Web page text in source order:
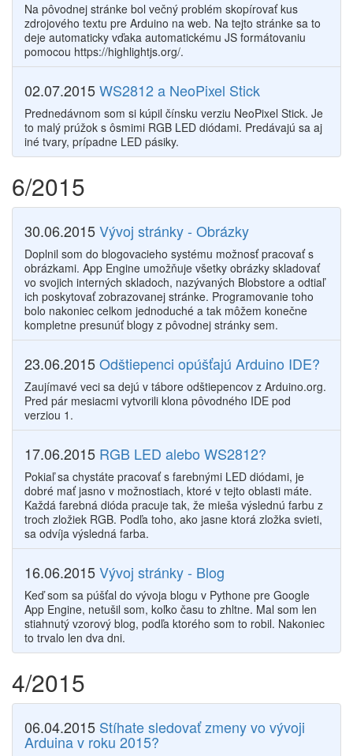
Na pôvodnej stránke bol večný problém skopírovať kus
zdrojového textu pre Arduino na web. Na tejto stránke sa to
deje automaticky vďaka automatickému JS formátovaniu
pomocou https://highlightjs.org/.
02.07.2015WS2812 a NeoPixel Stick
Prednedávnom som si kúpil čínsku verziu NeoPixel Stick. Je
to malý prúžok s ôsmimi RGB LED diódami. Predávajú sa aj
iné tvary, prípadne LED pásiky.
6/2015
30.06.2015Vývoj stránky - Obrázky
Doplnil som do blogovacieho systému možnosť pracovať s
obrázkami. App Engine umožňuje všetky obrázky skladovať
vo svojich interných skladoch, nazývaných Blobstore a odtiaľ
ich poskytovať zobrazovanej stránke. Programovanie toho
bolo nakoniec celkom jednoduché a tak môžem konečne
kompletne presunúť blogy z pôvodnej stránky sem.
23.06.2015Odštiepenci opúšťajú Arduino IDE?
Zaujímavé veci sa dejú v tábore odštiepencov z Arduino.org.
Pred pár mesiacmi vytvorili klona pôvodného IDE pod
verziou 1.
17.06.2015 RGB LED alebo WS2812?
Pokiaľ sa chystáte pracovať s farebnými LED diódami, je
dobré mať jasno v možnostiach, ktoré v tejto oblasti máte.
Každá farebná dióda pracuje tak, že mieša výslednú farbu z
troch zložiek RGB. Podľa toho, ako jasne ktorá zložka svieti,
sa odvíja výsledná farba.
16.06.2015Vývoj stránky - Blog
Keď som sa púšťal do vývoja blogu v Pythone pre Google
App Engine, netušil som, koľko času to zhltne. Mal som len
stiahnutý vzorový blog, podľa ktorého som to robil. Nakoniec
to trvalo len dva dni.
4/2015
06.04.2015 Stíhate sledovať zmeny vo vývoji
Arduina v roku 2015?